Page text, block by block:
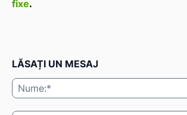
fixe.
LĂSAȚI UN MESAJ